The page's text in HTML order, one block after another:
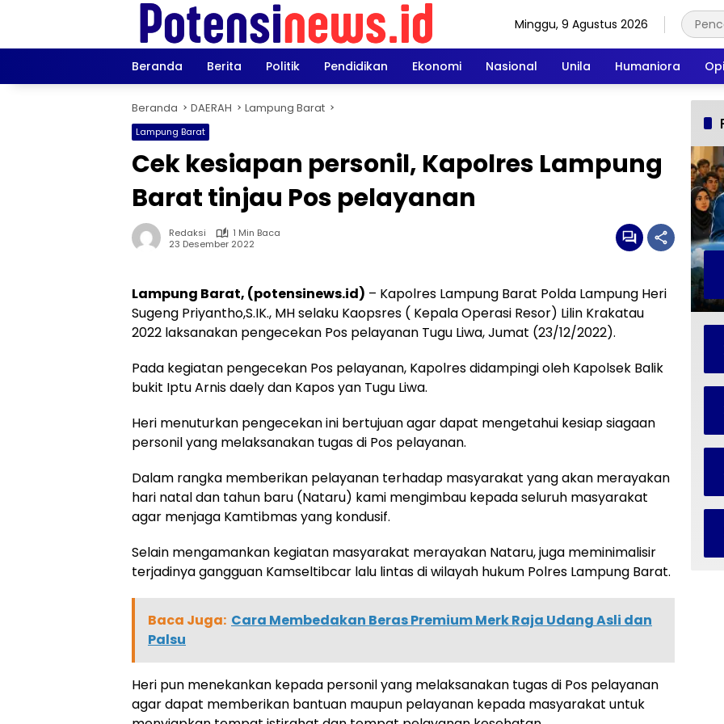
Minggu, 9 Agustus 2026
Beranda Berita Politik Pendidikan Ekonomi Nasional Unila Humaniora
Beranda DAERAH Lampung Barat
Lampung Barat
Cek kesiapan personil, Kapolres Lampung
Barat tinjau Pos pelayanan
Redaksi
1 Min Baca
23 Desember 2022
Lampung Barat, (potensinews.id) – Kapolres Lampung Barat Polda Lampung Heri
Sugeng Priyantho,S.IK., MH selaku Kaopsres ( Kepala Operasi Resor) Lilin Krakatau
2022 laksanakan pengecekan Pos pelayanan Tugu Liwa, Jumat (23/12/2022).
Pada kegiatan pengecekan Pos pelayanan, Kapolres didampingi oleh Kapolsek Balik
bukit Iptu Arnis daely dan Kapos yan Tugu Liwa.
Heri menuturkan pengecekan ini bertujuan agar dapat mengetahui kesiap siagaan
personil yang melaksanakan tugas di Pos pelayanan.
Dalam rangka memberikan pelayanan terhadap masyarakat yang akan merayakan
hari natal dan tahun baru (Nataru) kami mengimbau kepada seluruh masyarakat
agar menjaga Kamtibmas yang kondusif.
Selain mengamankan kegiatan masyarakat merayakan Nataru, juga meminimalisir
terjadinya gangguan Kamseltibcar lalu lintas di wilayah hukum Polres Lampung Barat.
Baca Juga: Cara Membedakan Beras Premium Merk Raja Udang Asli dan
Palsu
Heri pun menekankan kepada personil yang melaksanakan tugas di Pos pelayanan
agar dapat memberikan bantuan maupun pelayanan kepada masyarakat untuk